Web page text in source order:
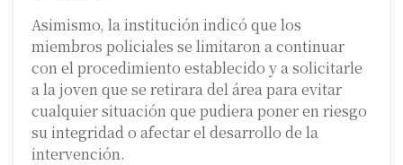
Asimismo, la institución indicó que los
miembros policiales se limitaron a continuar
con el procedimiento establecido y a solicitarle
a la joven que se retirara del área para evitar
cualquier situación que pudiera poner en riesgo
su integridad o afectar el desarrollo de la
intervención.